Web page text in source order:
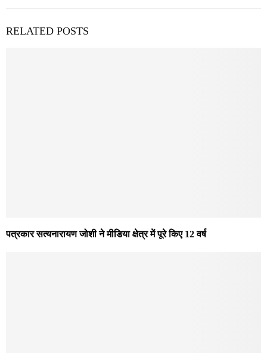
RELATED POSTS
पत्रकार सत्यनारायण जोशी ने मीडिया क्षेत्र में पूरे किए 12 वर्ष